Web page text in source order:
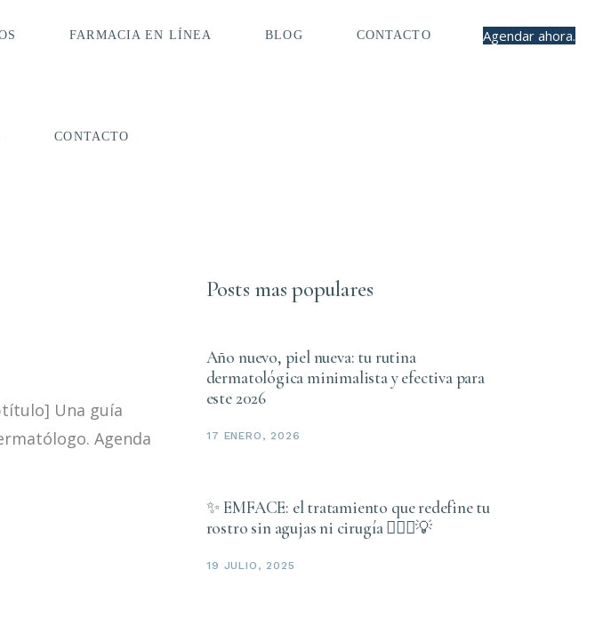
FARMACIA EN LÍNEA BLOG CONTACTO Agendar ahora.
CONTACTO
Una guía
Agenda
Posts mas populares
Año nuevo, piel nueva: tu rutina
dermatológica minimalista y efectiva para
este 2026
17 ENERO, 2026
✨ EMFACE: el tratamiento que redefine tu
rostro sin agujas ni cirugía 💆🏻‍♀️💡
19 JULIO, 2025